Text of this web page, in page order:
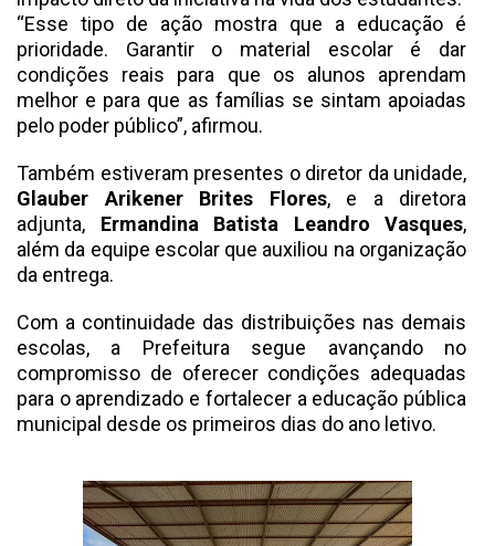
“Esse tipo de ação mostra que a educação é
prioridade. Garantir o material escolar é dar
condições reais para que os alunos aprendam
melhor e para que as famílias se sintam apoiadas
pelo poder público”, afirmou.
Também estiveram presentes o diretor da unidade,
Glauber Arikener Brites Flores, e a diretora
adjunta, Ermandina Batista Leandro Vasques,
além da equipe escolar que auxiliou na organização
da entrega.
Com a continuidade das distribuições nas demais
escolas, a Prefeitura segue avançando no
compromisso de oferecer condições adequadas
para o aprendizado e fortalecer a educação pública
municipal desde os primeiros dias do ano letivo.